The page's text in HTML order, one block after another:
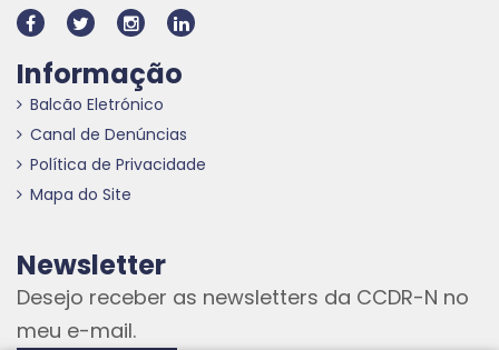
Informação
Balcão Eletrónico
Canal de Denúncias
Política de Privacidade
Mapa do Site
Newsletter
Desejo receber as newsletters da CCDR-N no
meu e-mail.